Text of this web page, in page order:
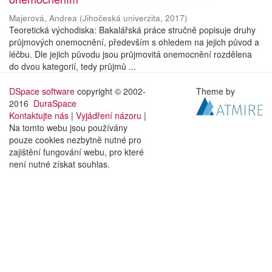
Majerová, Andrea (Jihočeská univerzita, 2017)
Teoretická východiska: Bakalářská práce stručně popisuje druhy
průjmových onemocnění, především s ohledem na jejich původ a
léčbu. Dle jejich původu jsou průjmovitá onemocnění rozdělena
do dvou kategorií, tedy průjmů ...
DSpace software copyright © 2002-
2016 DuraSpace
Kontaktujte nás | Vyjádření názoru |
Na tomto webu jsou používány
pouze cookies nezbytně nutné pro
zajištění fungování webu, pro které
není nutné získat souhlas.
Theme by